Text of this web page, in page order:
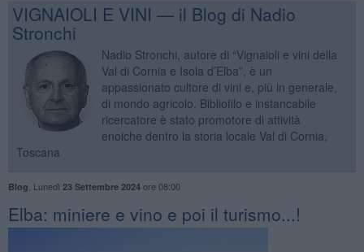
VIGNAIOLI E VINI — il Blog di Nadio
Stronchi
Nadio Stronchi, autore di “Vignaioli e vini della
Val di Cornia e Isola d’Elba”, è un
appassionato cultore di vini e, più in generale,
di mondo agricolo. Bibliofilo e instancabile
ricercatore è stato promotore di attività
enoiche dentro la storia locale Val di Cornia,
Toscana
Blog Lunedì 23 Settembre 2024ore 08:00
Elba: miniere e vino e poi il turismo...!